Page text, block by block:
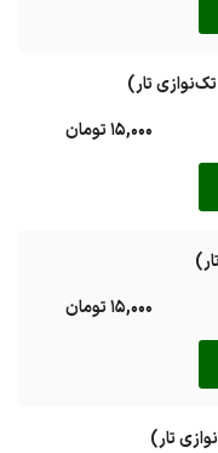
تار)
15,000 تومان
15,000 تومان
تار)